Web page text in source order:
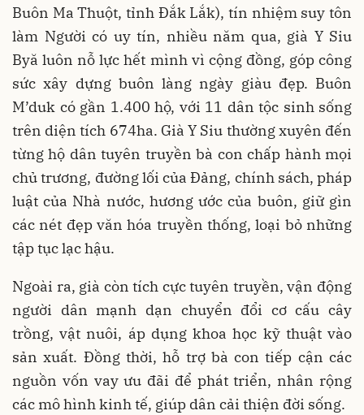
Buôn Ma Thuột, tỉnh Đắk Lắk), tín nhiệm suy tôn
làm Người có uy tín, nhiều năm qua, già Y Siu
Byă luôn nỗ lực hết mình vì cộng đồng, góp công
sức xây dựng buôn làng ngày giàu đẹp. Buôn
M’duk có gần 1.400 hộ, với 11 dân tộc sinh sống
trên diện tích 674ha. Già Y Siu thường xuyên đến
từng hộ dân tuyên truyền bà con chấp hành mọi
chủ trương, đường lối của Đảng, chính sách, pháp
luật của Nhà nước, hương ước của buôn, giữ gìn
các nét đẹp văn hóa truyền thống, loại bỏ những
tập tục lạc hậu.
Ngoài ra, già còn tích cực tuyên truyền, vận động
người dân mạnh dạn chuyển đổi cơ cấu cây
trồng, vật nuôi, áp dụng khoa học kỹ thuật vào
sản xuất. Đồng thời, hỗ trợ bà con tiếp cận các
nguồn vốn vay ưu đãi để phát triển, nhân rộng
các mô hình kinh tế, giúp dân cải thiện đời sống.